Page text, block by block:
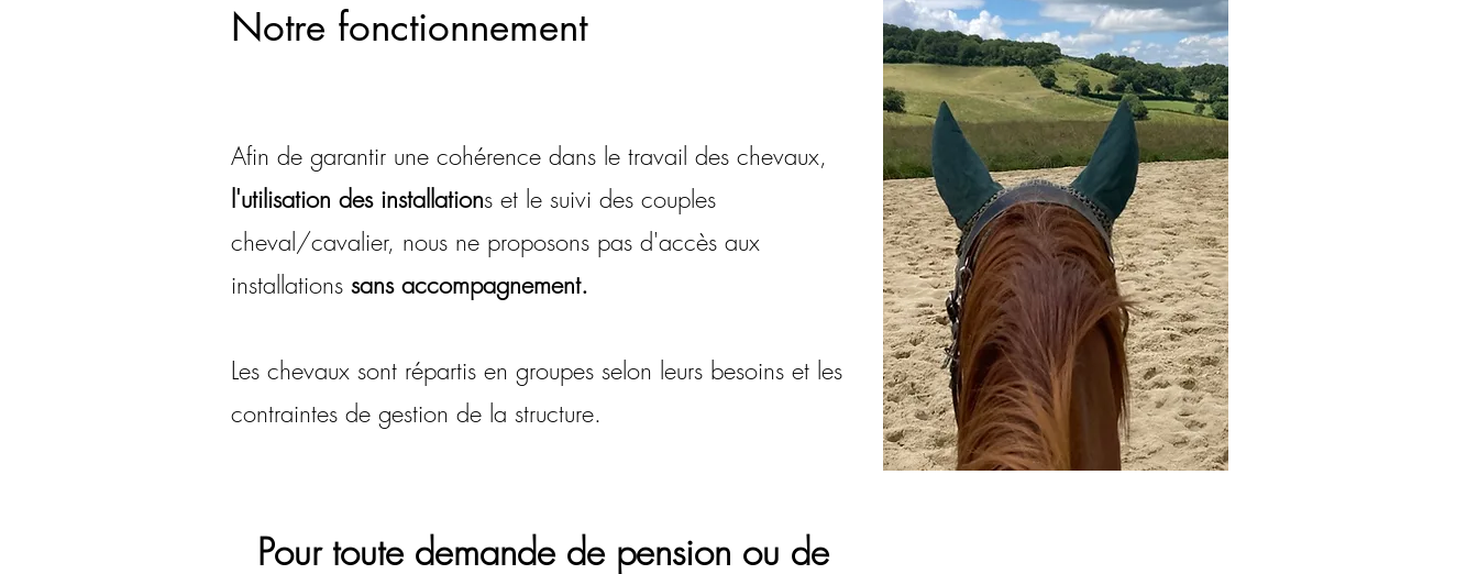
Notre fonctionnement
Afin de garantir une cohérence dans le travail des chevaux,
l'utilisation des installations et le suivi des couples
cheval/cavalier, nous ne proposons pas d'accès aux
installations sans accompagnement.
Les chevaux sont répartis en groupes selon leurs besoins et les
contraintes de gestion de la structure.
Pour toute demande de pension ou de